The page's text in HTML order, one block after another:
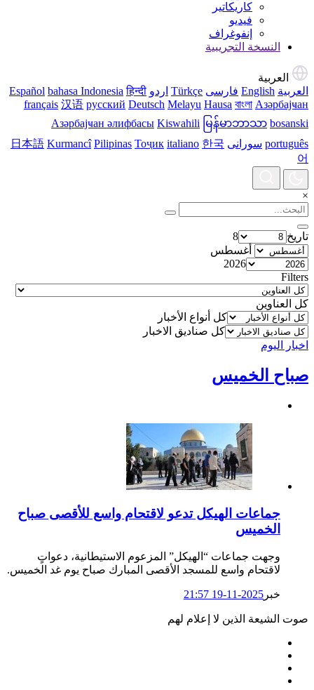
کاریکاتیر
فیدیو
إنفوغراف
النسخة التجريبية
العربية
العربية English فارسی Türkçe اردو Español bahasa Indonesia हिन्दी
français 汉语 русский Deutsch Melayu Hausa বাংলা Азәрбајҹан
Азәрбајҹан әлифбасы Kiswahili မြန်မာဘာသာ bosanski
português سورانی 日本語 Kurmancî Pilipinas Тоҷик italiano 한국
어
×
تاریخ
8
أغسطس
2026
Filters
كل العناوين
كل أنواع الأخبار
كل صناديق الاخبار
اخبار الیوم
صباح الخميس
جماعات الهيكل تدعو لاقتحام واسع للأقصى صباح
الخميس
وجهت جماعات “الهيكل” المزعوم الاستيطانية، دعواتٍ
لاقتحام واسع للمسجد الأقصى المبارك صباح يوم غد الخميس.
خبر 2025-11-19 21:57
صوت الشيعة الذين لا إعلام لهم